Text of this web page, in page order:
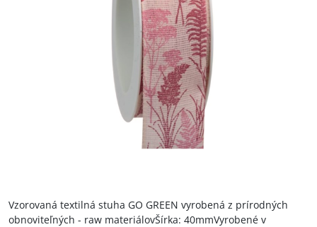
Vzorovaná textilná stuha GO GREEN vyrobená z prírodných
obnoviteľných - raw materiálovŠírka: 40mmVyrobené v